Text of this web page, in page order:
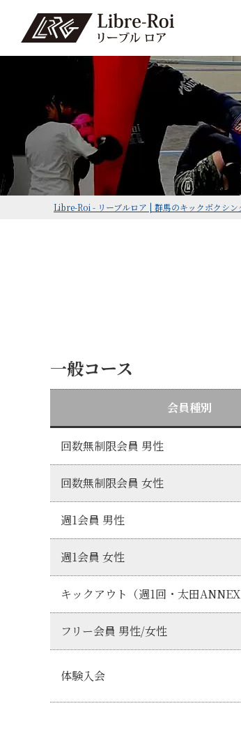
Libre-Roi - リーブルロア | 群馬のキックボクシン
一般コース
会員種別
回数無制限会員 男性
回数無制限会員 女性
週1会員 男性
週1会員 女性
キックアウト（週1回・太田ANNEX
フリー会員 男性/女性
体験入会